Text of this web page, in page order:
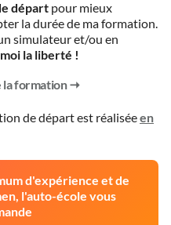
départ pour mieux
la durée de ma formation.
simulateur et/ou en
la liberté !
la formation
de départ est réaliséeen
d'expérience et de
l'auto-école vous